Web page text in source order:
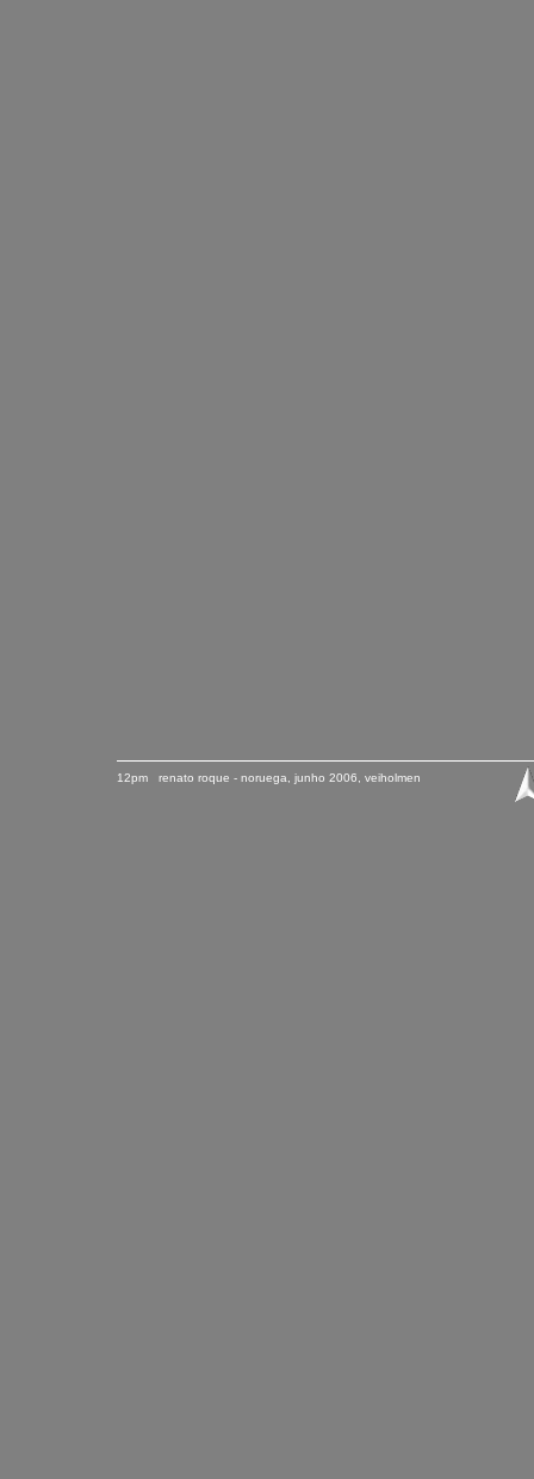
12pm renato roque - noruega, junho 2006 , veiholmen